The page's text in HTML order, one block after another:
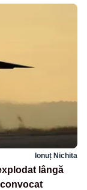
Ionuț Nichita
lângă